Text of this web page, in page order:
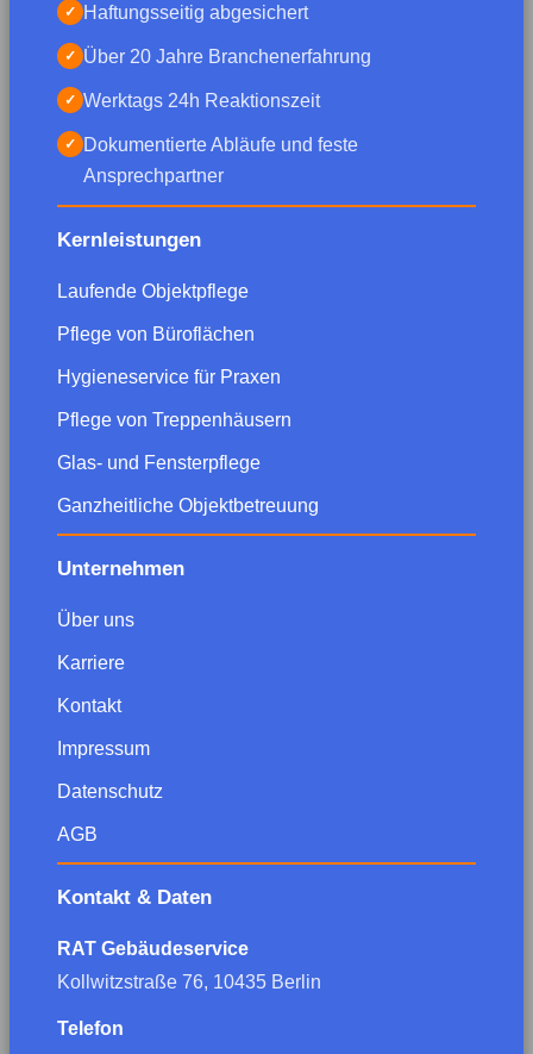
✓ Haftungsseitig abgesichert
✓ Über 20 Jahre Branchenerfahrung
✓ Werktags 24h Reaktionszeit
✓
Dokumentierte Abläufe und feste
Ansprechpartner
Kernleistungen
Laufende Objektpflege
Pflege von Büroflächen
Hygieneservice für Praxen
Pflege von Treppenhäusern
Glas- und Fensterpflege
Ganzheitliche Objektbetreuung
Unternehmen
Über uns
Karriere
Kontakt
Impressum
Datenschutz
AGB
Kontakt & Daten
RAT Gebäudeservice
Kollwitzstraße 76, 10435 Berlin
Telefon